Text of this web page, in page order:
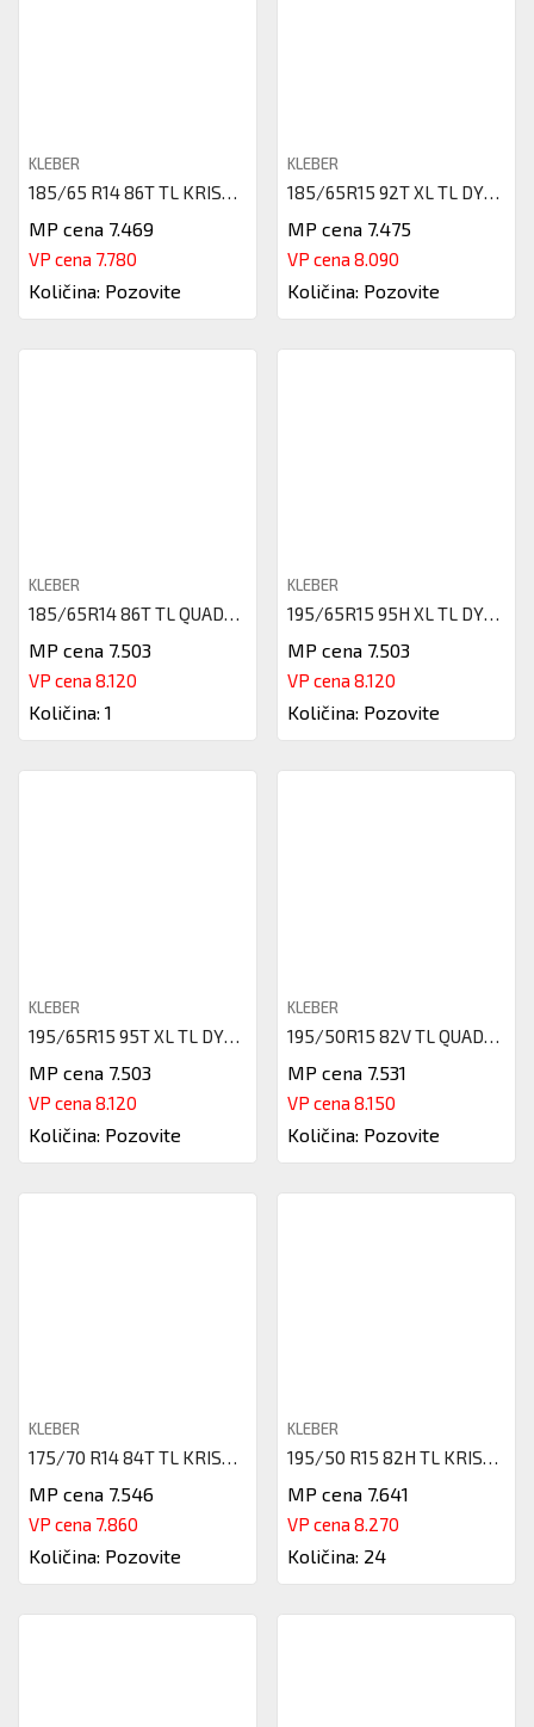
KLEBER
185/65 R14 86T TL KRISALP HP3
MP cena 7.469
VP cena 7.780
Količina: Pozovite
KLEBER
185/65R15 92T XL TL DYNAXER HP
MP cena 7.475
VP cena 8.090
Količina: Pozovite
KLEBER
185/65R14 86T TL QUADRAXER2 KL
MP cena 7.503
VP cena 8.120
Količina: 1
KLEBER
195/65R15 95H XL TL DYNAXER HP
MP cena 7.503
VP cena 8.120
Količina: Pozovite
KLEBER
MP cena 7.503
VP cena 8.120
Količina: Pozovite
KLEBER
MP cena 7.531
VP cena 8.150
Količina: Pozovite
KLEBER
MP cena 7.546
VP cena 7.860
Količina: Pozovite
KLEBER
MP cena 7.641
VP cena 8.270
Količina: 24